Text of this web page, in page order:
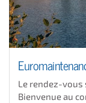
Le rendez-vous
Bienvenue au